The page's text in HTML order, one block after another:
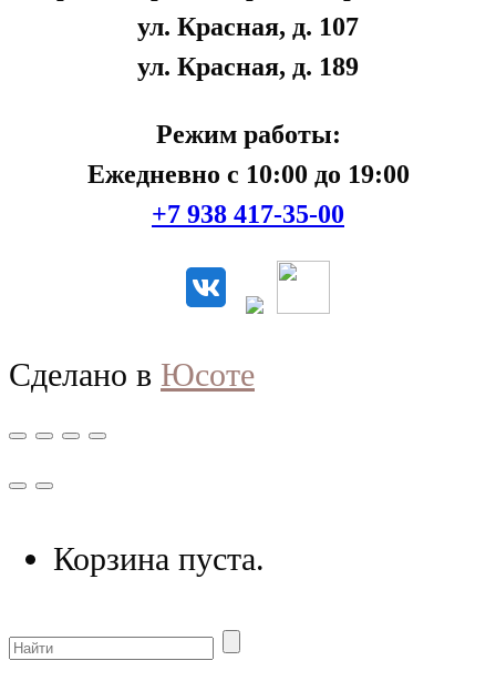
ул. Красная, д. 107
ул. Красная, д. 189
Режим работы:
Ежедневно с 10:00 до 19:00
+7 938 417-35-00
Сделано в Юсоте
Корзина пуста.